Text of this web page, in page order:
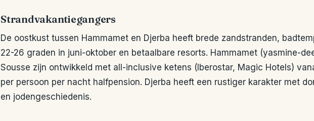
Strandvakantiegangers
De oostkust tussen Hammamet en Djerba heeft brede zandstranden,
22-26 graden in juni-oktober en betaalbare resorts. Hammamet (yasmine-
Sousse zijn ontwikkeld met all-inclusive ketens (Iberostar, Magic Hotels)
per persoon per nacht halfpension. Djerba heeft een rustiger karakter met
en jodengeschiedenis.